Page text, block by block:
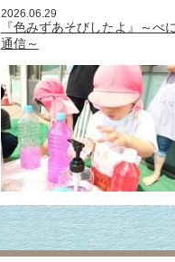
2026.06.29
『色みずあそびしたよ』～べ
通信～